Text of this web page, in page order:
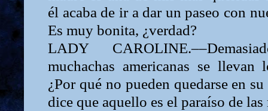
él acaba de ir a dar un paseo con
Es muy bonita, ¿verdad?
LADY
muchachas americanas se llevan
¿Por qué no pueden quedarse en
dice que aquello es el paraíso de las